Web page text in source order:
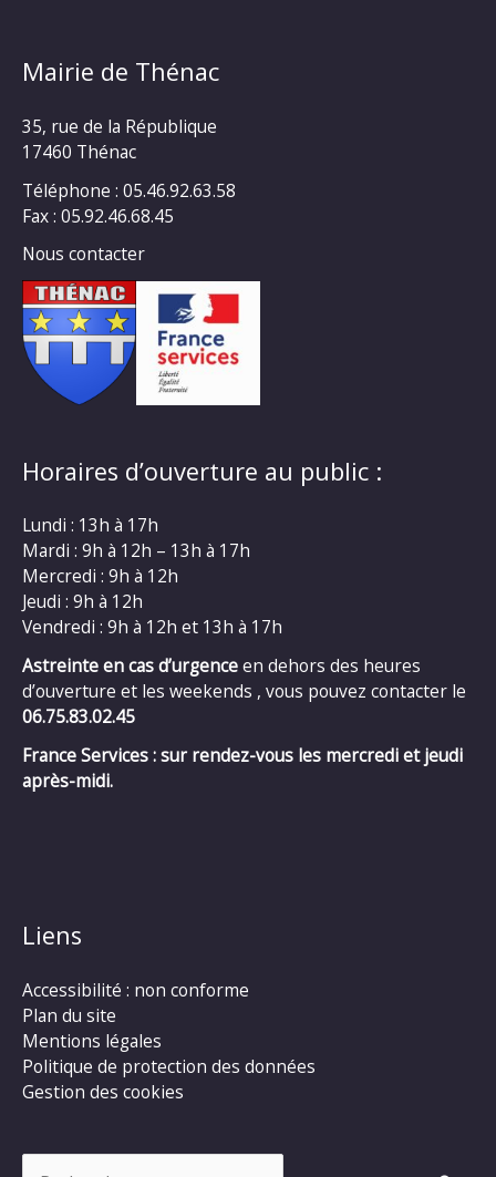
Mairie de Thénac
35, rue de la République
17460 Thénac
Téléphone : 05.46.92.63.58
Fax : 05.92.46.68.45
Nous contacter
Horaires d’ouverture au public :
Lundi : 13h à 17h
Mardi : 9h à 12h – 13h à 17h
Mercredi : 9h à 12h
Jeudi : 9h à 12h
Vendredi : 9h à 12h et 13h à 17h
Astreinte en cas d’urgenceen dehors des heures
d’ouverture et les weekends , vous pouvez contacter le
06.75.83.02.45
France Services : sur rendez-vous les mercredi et jeudi
après-midi.
Liens
Accessibilité : non conforme
Plan du site
Mentions légales
Politique de protection des données
Gestion des cookies